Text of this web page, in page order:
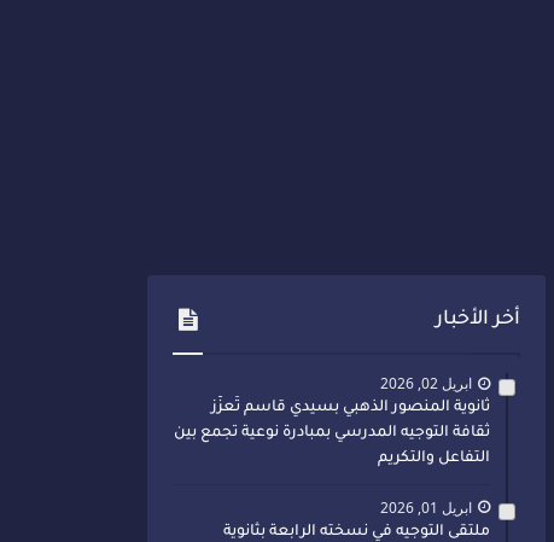
أخر الأخبار
ابريل 02, 2026
ثانوية المنصور الذهبي بسيدي قاسم تُعزّز
ثقافة التوجيه المدرسي بمبادرة نوعية تجمع بين
التفاعل والتكريم
ابريل 01, 2026
ملتقى التوجيه في نسخته الرابعة بثانوية